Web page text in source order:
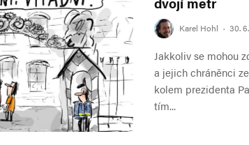
Karel Hohl · 30.
Jakkoliv se mohou
a jejich chráněnci
kolem prezidenta
tím...